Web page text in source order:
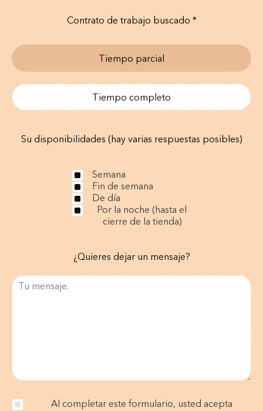
Contrato de trabajo buscado *
Tiempo parcial
Tiempo completo
Su disponibilidades (hay varias respuestas posibles)
Semana
Fin de semana
De día
Por la noche (hasta el
cierre de la tienda)
¿Quieres dejar un mensaje?
Al completar este formulario, usted acepta